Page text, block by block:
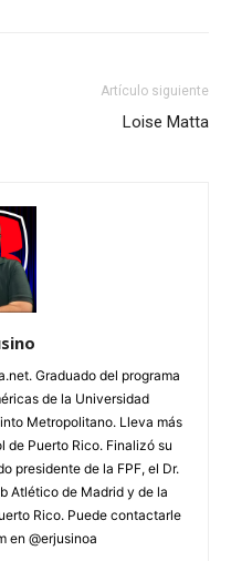
Artículo siguiente
Loise Matta
Graduado del programa
de la Universidad
Metropolitano. Lleva más
de Puerto Rico. Finalizó su
presidente de la FPF, el Dr.
Atlético de Madrid y de la
Rico. Puede contactarle
en @erjusinoa